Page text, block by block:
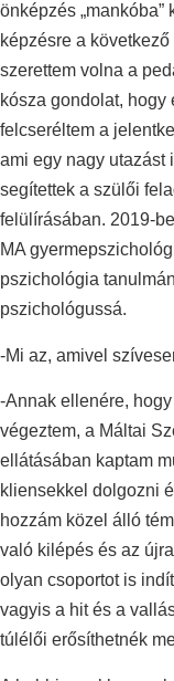
önképzés
képzésre a
szerettem volna a
kósza gondolat, hogy
felcseréltem a
ami egy nagy
segítettek a szülői
felülírásában. 2019-
MA
pszichológia
pszichológussá.
-Mi az, amivel
-Annak ellenére,
végeztem, a Máltai
ellátásában kaptam
kliensekkel dolgozni
hozzám közel álló
való kilépés és az
olyan csoportot is
vagyis a hit és a
túlélői erősíthetnék